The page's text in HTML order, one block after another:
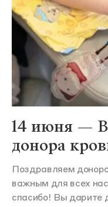
14 июня —
донора
Поздравляем
важным для всех
спасибо! Вы дарите